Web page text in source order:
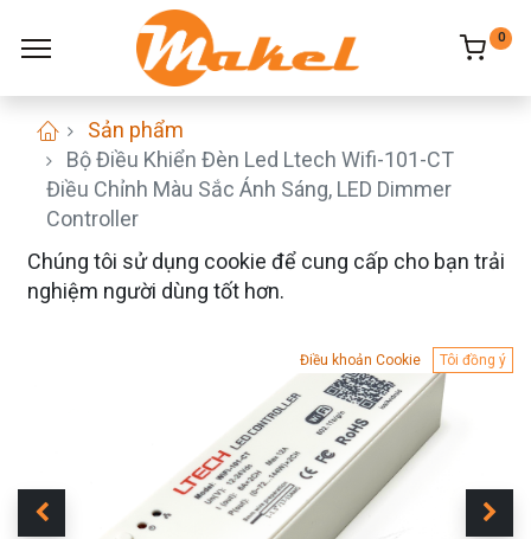
0
Sản phẩm
Bộ Điều Khiển Đèn Led Ltech Wifi-101-CT
Điều Chỉnh Màu Sắc Ánh Sáng, LED Dimmer
Controller
Chúng tôi sử dụng cookie để cung cấp cho bạn trải
nghiệm người dùng tốt hơn.
Điều khoản Cookie Tôi đồng ý